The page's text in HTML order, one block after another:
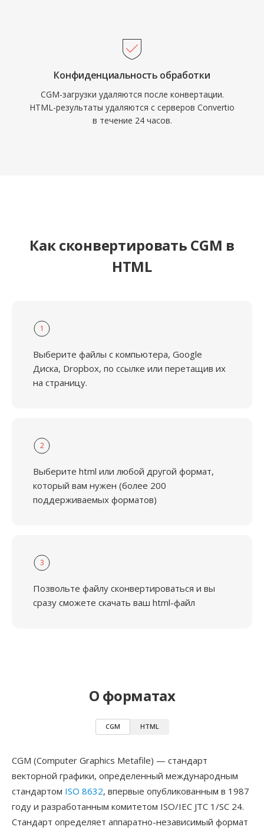
Конфиденциальность обработки
CGM-загрузки удаляются после конвертации.
HTML-результаты удаляются с серверов Convertio
в течение 24 часов.
Как сконвертировать CGM в
HTML
1
Выберите файлы с компьютера, Google
Диска, Dropbox, по ссылке или перетащив их
на страницу.
2
Выберите html или любой другой формат,
который вам нужен (более 200
поддерживаемых форматов)
3
Позвольте файлу сконвертироваться и вы
сразу сможете скачать ваш html-файл
О форматах
CGM HTML
CGM (Computer Graphics Metafile) — стандарт
векторной графики, определенный международным
стандартом ISO 8632, впервые опубликованным в 1987
году и разработанным комитетом ISO/IEC JTC 1/SC 24.
Стандарт определяет аппаратно-независимый формат